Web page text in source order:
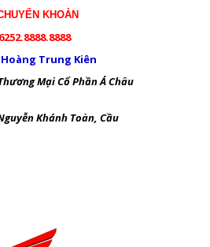
KHOẢN
6252.8888.8888
Hoàng Trung Kiên
Mại Cổ Phần Á Châu
Khánh Toàn, Cầu